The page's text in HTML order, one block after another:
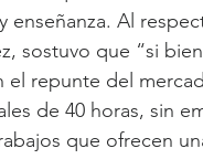
enseñanza. Al
sostuvo que “si
el repunte del
de 40 horas, sin
que ofrecen